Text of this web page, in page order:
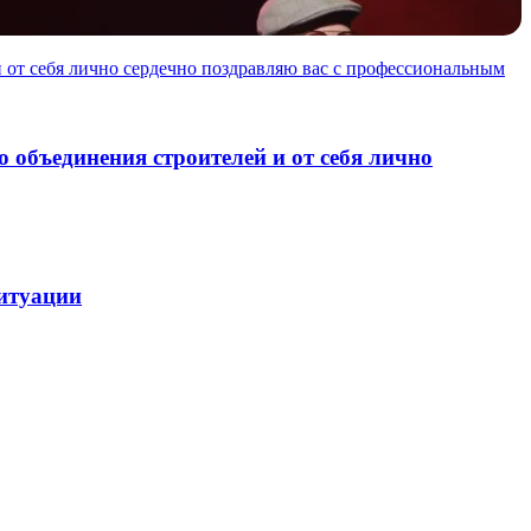
себя лично сердечно поздравляю вас с профессиональным
строителей и от себя лично